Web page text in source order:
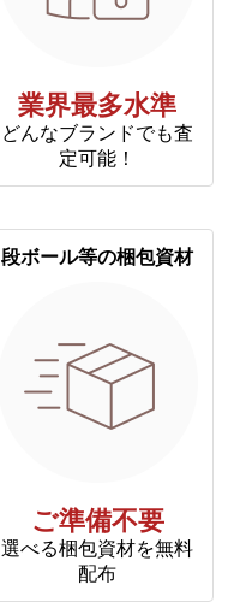
業界最多水準
どんなブランドでも査
定可能！
段ボール等の梱包資材
ご準備不要
選べる梱包資材を無料
配布